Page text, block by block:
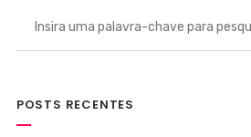
POSTS RECENTES